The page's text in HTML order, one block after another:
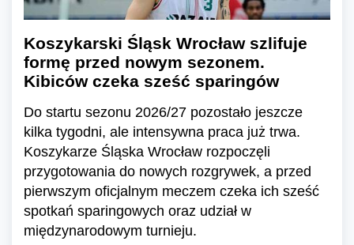
Koszykarski Śląsk Wrocław szlifuje
formę przed nowym sezonem.
Kibiców czeka sześć sparingów
Do startu sezonu 2026/27 pozostało jeszcze
kilka tygodni, ale intensywna praca już trwa.
Koszykarze Śląska Wrocław rozpoczęli
przygotowania do nowych rozgrywek, a przed
pierwszym oficjalnym meczem czeka ich sześć
spotkań sparingowych oraz udział w
międzynarodowym turnieju.